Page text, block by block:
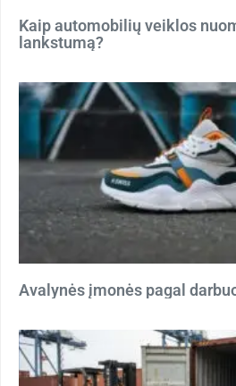
Kaip automobilių veiklos
lankstumą?
Avalynės įmonės pagal